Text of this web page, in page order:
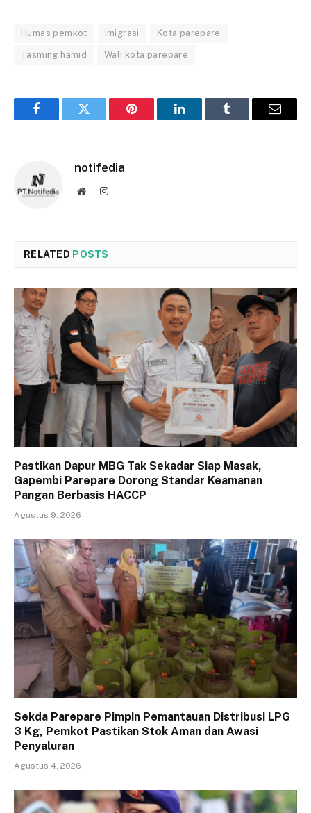
Humas pemkot imigrasi Kota parepare
Tasming hamid Wali kota parepare
FacebookTwitter Pinterest LinkedInTumblr Email
notifedia
WebsiteInstagram
RELATED POSTS
Pastikan Dapur MBG Tak Sekadar Siap Masak,
Gapembi Parepare Dorong Standar Keamanan
Pangan Berbasis HACCP
Agustus 9, 2026
Sekda Parepare Pimpin Pemantauan Distribusi LPG
3 Kg, Pemkot Pastikan Stok Aman dan Awasi
Penyaluran
Agustus 4, 2026